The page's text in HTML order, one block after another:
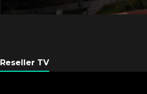
Reseller TV